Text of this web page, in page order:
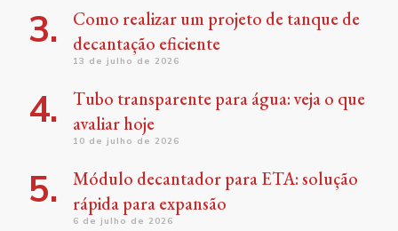
Como realizar um projeto de tanque de
decantação eficiente
13 de julho de 2026
Tubo transparente para água: veja o que
avaliar hoje
10 de julho de 2026
Módulo decantador para ETA: solução
rápida para expansão
6 de julho de 2026